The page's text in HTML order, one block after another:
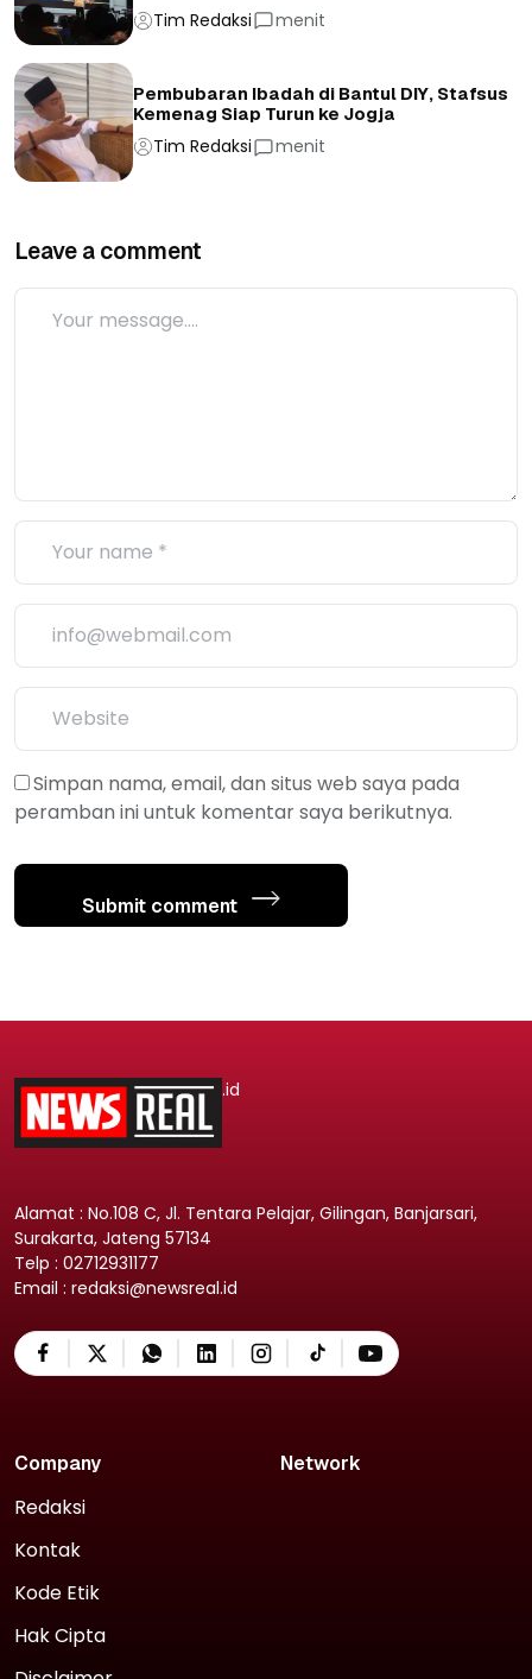
Tim Redaksi menit
Pembubaran Ibadah di Bantul DIY, Stafsus
Kemenag Siap Turun ke Jogja
Tim Redaksi menit
Leave a comment
Simpan nama, email, dan situs web saya pada
peramban ini untuk komentar saya berikutnya.
Submit comment
.id
Alamat : No.108 C, Jl. Tentara Pelajar, Gilingan, Banjarsari,
Surakarta, Jateng 57134
Telp : 02712931177
Email : redaksi@newsreal.id
Company
Redaksi
Kontak
Kode Etik
Hak Cipta
Network